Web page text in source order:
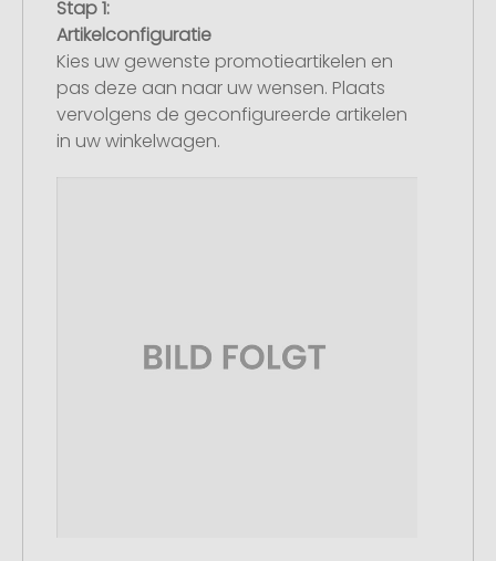
Stap 1:
Artikelconfiguratie
Kies uw gewenste promotieartikelen en
pas deze aan naar uw wensen. Plaats
vervolgens de geconfigureerde artikelen
in uw winkelwagen.